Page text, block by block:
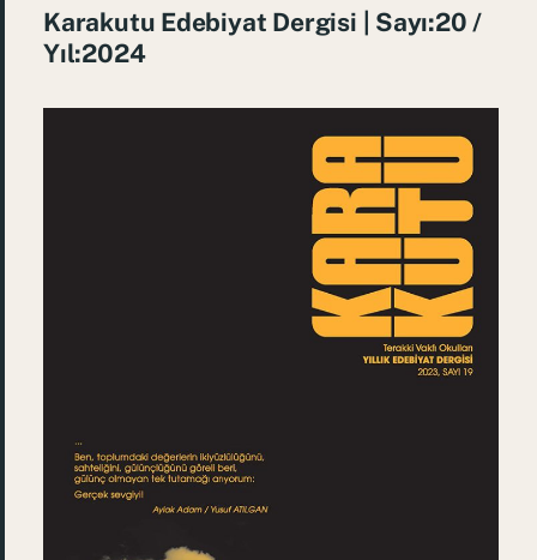
Karakutu Edebiyat Dergisi | Sayı:20 /
Yıl:2024